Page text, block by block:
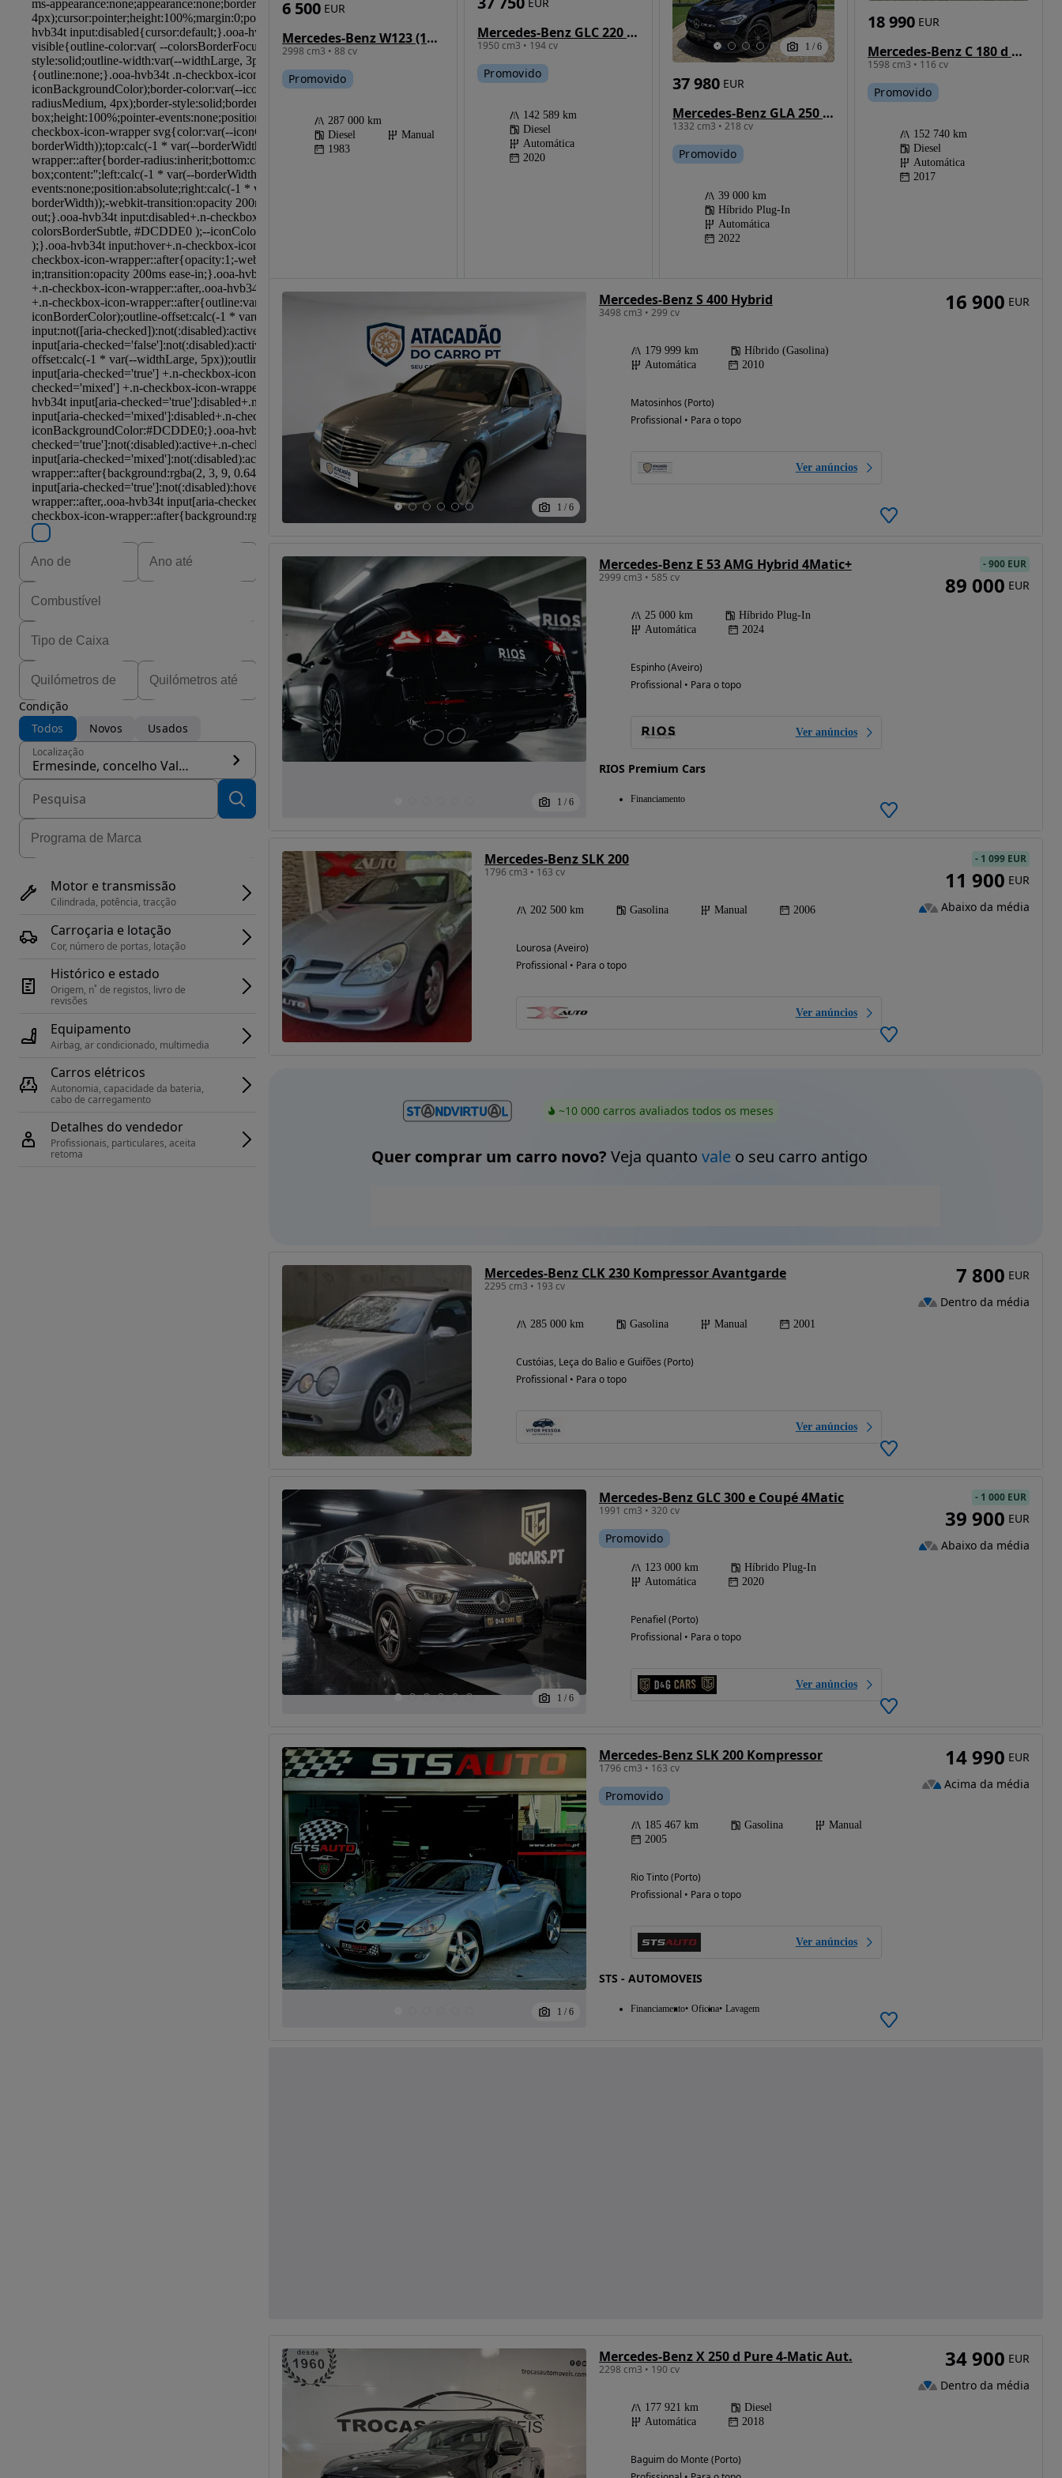
Possibilidade de
financiamento
Condição
Todos
Novos Usados
Localização
Ermesinde, concelho Valongo
Motor e transmissão
Cilindrada, potência, tracção
Carroçaria e lotação
Cor, número de portas, lotação
Histórico e estado
Origem, n˚ de registos, livro de
revisões
Equipamento
Airbag, ar condicionado, multimedia
Carros elétricos
Autonomia, capacidade da bateria,
cabo de carregamento
Detalhes do vendedor
Profissionais, particulares, aceita
retoma
Mercedes-Benz W123 (1976-1986)
2998 cm3 • 88 cv
6 500 EUR
Promovido
287 000 km
Diesel
Manual
1983
Mercedes-Benz GLC 220 d 4Matic 9G-TRONIC Exclusive
1950 cm3 • 194 cv
Promovido
142 589 km
Diesel
Automática
2020
1 / 6
Mercedes-Benz GLA 250 e 8G-DCT Edition AMG Line
1332 cm3 • 218 cv
37 980 EUR
Promovido
39 000 km
Híbrido Plug-In
Automática
2022
Mercedes-Benz C 180 d Avantgarde Aut.
1598 cm3 • 116 cv
18 990 EUR
Promovido
152 740 km
Diesel
Automática
2017
1 / 6
Mercedes-Benz S 400 Hybrid
3498 cm3 • 299 cv
179 999 km
Híbrido (Gasolina)
Automática
2010
Matosinhos (Porto)
Profissional • Para o topo
Ver anúncios
16 900 EUR
1 / 6
Mercedes-Benz E 53 AMG Hybrid 4Matic+
2999 cm3 • 585 cv
25 000 km
Híbrido Plug-In
Automática
2024
Espinho (Aveiro)
Profissional • Para o topo
Ver anúncios
RIOS Premium Cars
Financiamento
-900 EUR
89 000 EUR
Mercedes-Benz SLK 200
1796 cm3 • 163 cv
202 500 km Gasolina Manual 2006
Lourosa (Aveiro)
Profissional • Para o topo
Ver anúncios
- 1 099 EUR
11 900 EUR
Abaixo da média
~10 000 carros avaliados todos os meses
Quer comprar um carro novo? Veja quanto valeo seu carro antigo
Mercedes-Benz CLK 230 Kompressor Avantgarde
2295 cm3 • 193 cv
285 000 km Gasolina Manual 2001
Custóias, Leça do Balio e Guifões (Porto)
Profissional • Para o topo
Ver anúncios
7 800 EUR
Dentro da média
1 / 6
Mercedes-Benz GLC 300 e Coupé 4Matic
1991 cm3 • 320 cv
Promovido
123 000 km
Híbrido Plug-In
Automática
2020
Penafiel (Porto)
Profissional • Para o topo
Ver anúncios
- 1 000 EUR
39 900 EUR
Abaixo da média
1 / 6
Mercedes-Benz SLK 200 Kompressor
1796 cm3 • 163 cv
Promovido
185 467 km Gasolina
Manual
2005
Rio Tinto (Porto)
Profissional • Para o topo
Ver anúncios
STS - AUTOMOVEIS
Financiamento Oficina Lavagem
14 990 EUR
Acima da média
Mercedes-Benz X 250 d Pure 4-Matic Aut.
2298 cm3 • 190 cv
177 921 km
Diesel
Automática
2018
Baguim do Monte (Porto)
34 900 EUR
Dentro da média